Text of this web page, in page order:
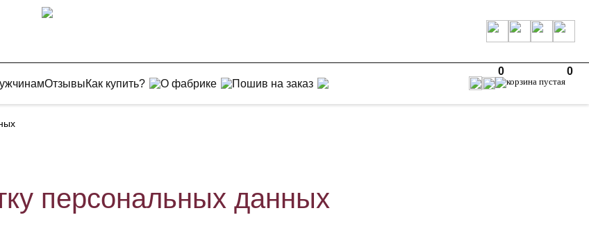
ОтзывыКак купить? О фабрике Пошив на заказ
0 0
персональных данных